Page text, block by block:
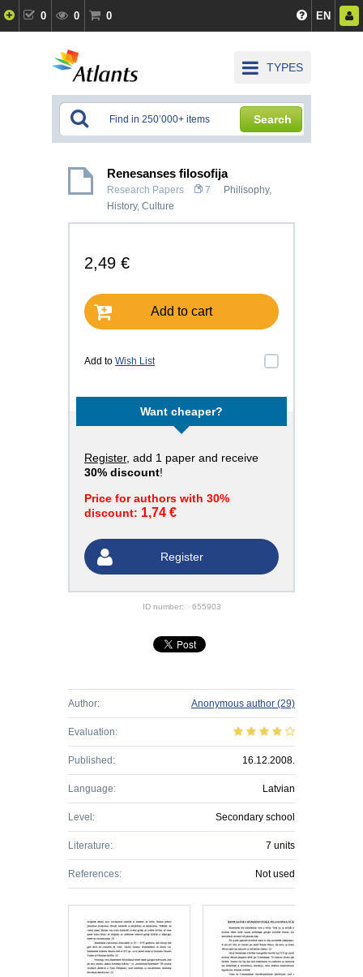
0 0 0 EN
TYPES
Search
Renesanses filosofija
Research Papers 7 Philisophy,
History, Culture
2,49 €
Add to cart
Add to Wish List
Want cheaper?
Register, add 1 paper and receive
30% discount!
Price for authors with 30%
discount: 1,74 €
Register
ID number: 655903
Author: Anonymous author (29)
Evaluation:
Published: 16.12.2008.
Language: Latvian
Level: Secondary school
Literature: 7 units
References: Not used